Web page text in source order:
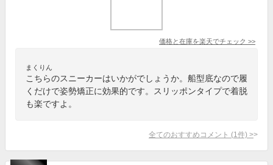
価格と在庫を楽天でチェック >>
まくりん
こちらのスニーカーはいかがでしょうか。船型底なので履
くだけで姿勢矯正に効果的です。スリッポンタイプで着脱
も楽ですよ。
全てのおすすめコメント (1 件) >